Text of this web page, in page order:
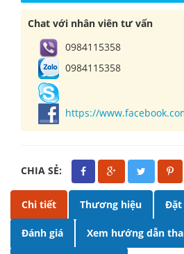
Chat với nhân viên tư vấn
0984115358
0984115358
https://
CHIA SẺ:
Chi tiết Thương hiệu Đặt
Đánh giá Xem hướng dẫn